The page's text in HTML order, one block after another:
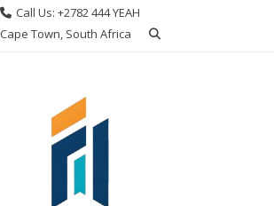
Call Us: +2782 444 YEAH
Cape Town, South Africa